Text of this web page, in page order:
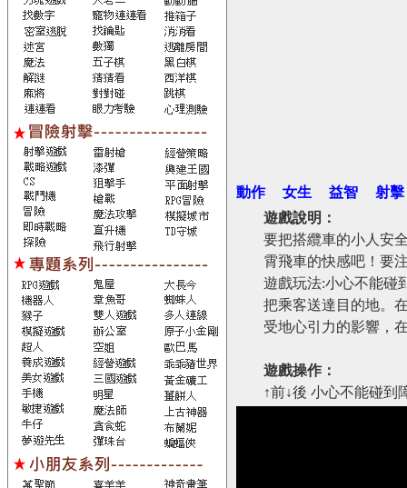
動作 女生 益智
射擊
遊戲說明：
要把搭纜車的小人安
霄飛車的快感吧！要
遊戲玩法:小心不能碰
把乘客送達目的地。
受地心引力的影響，
遊戲操作：
↑前↓後 小心不能碰到